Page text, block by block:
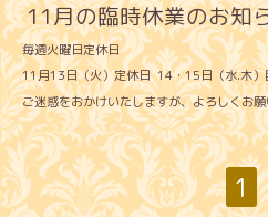
11月の臨時休業のお知
毎週火曜日定休日
11月13日（火）定休日 14・15日（水.木）
ご迷惑をおかけいたしますが、よろしくお
1